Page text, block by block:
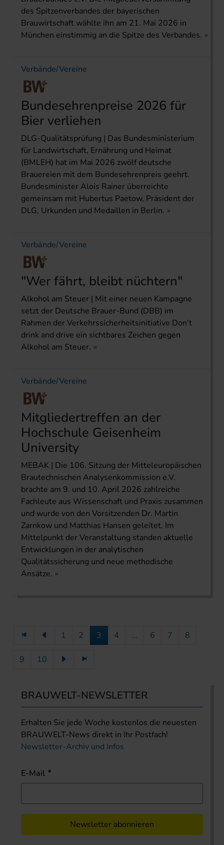
des Spitzenverbandes der bayerischen
Brauwirtschaft wählte ihn am 21. Mai 2026 in
München einstimmig an die Spitze des Verbandes.
Verbände/Vereine
Bundesehrenpreise 2026 für
Bier verliehen
DLG-Qualitätsprüfung | Das Bundesministerium
für Landwirtschaft, Ernährung und Heimat
(BMLEH) hat im Mai 2026 zwölf deutsche
Brauereien mit dem Bundesehrenpreis geehrt.
Bundesminister Alois Rainer überreichte
gemeinsam mit Hubertus Paetow, Präsident der
DLG, Urkunden und Medaillen in Berlin.
Verbände/Vereine
"Wer fährt, bleibt nüchtern"
Alkohol am Steuer | Mit einer neuen Kampagne
setzt der Deutsche Brauer-Bund (DBB) im
Rahmen der Verkehrssicherheitsinitiative Don’t
drink and drive ein sichtbares Zeichen gegen
Alkohol am Steuer.
Verbände/Vereine
Mitgliedertreffen an der
Hochschule Geisenheim
University
MEBAK | Die 106. Sitzung der Mitteleuropäischen
Brautechnischen Analysenkommission e.V.
brachte am 9. und 10. April 2026 zahlreiche
Fachleute aus Wissenschaft und Praxis zusammen
und wurde von den Vorsitzenden Dr. Martin
Zarnkow und Matthias Hansen geleitet. Im
Mittelpunkt der Veranstaltung standen aktuelle
Entwicklungen in der analytischen
Qualitätssicherung und neue methodische
Ansätze.
1 2 3 4 ... 6 7 8
9 10
BRAUWELT-NEWSLETTER
Erhalten Sie jede Woche kostenlos die neuesten
BRAUWELT-News direkt in Ihr Postfach!
Newsletter-Archiv und Infos
E-Mail
Newsletter abonnieren